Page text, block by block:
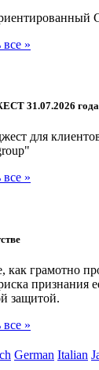
все »
31.07.2026 года
для
все »
как грамотно
признания
защитой.
все »
German Italian